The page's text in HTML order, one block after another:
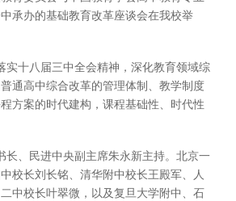
承办的基础教育改革座谈会在我校举
实十八届三中全会精神，深化教育领域综
通高中综合改革的管理体制、教学制度
方案的时代建构，课程基础性、时代性
长、民进中央副主席朱永新主持。北京一
校长刘长铭、清华附中校长王殿军、人
中校长叶翠微，以及复旦大学附中、石